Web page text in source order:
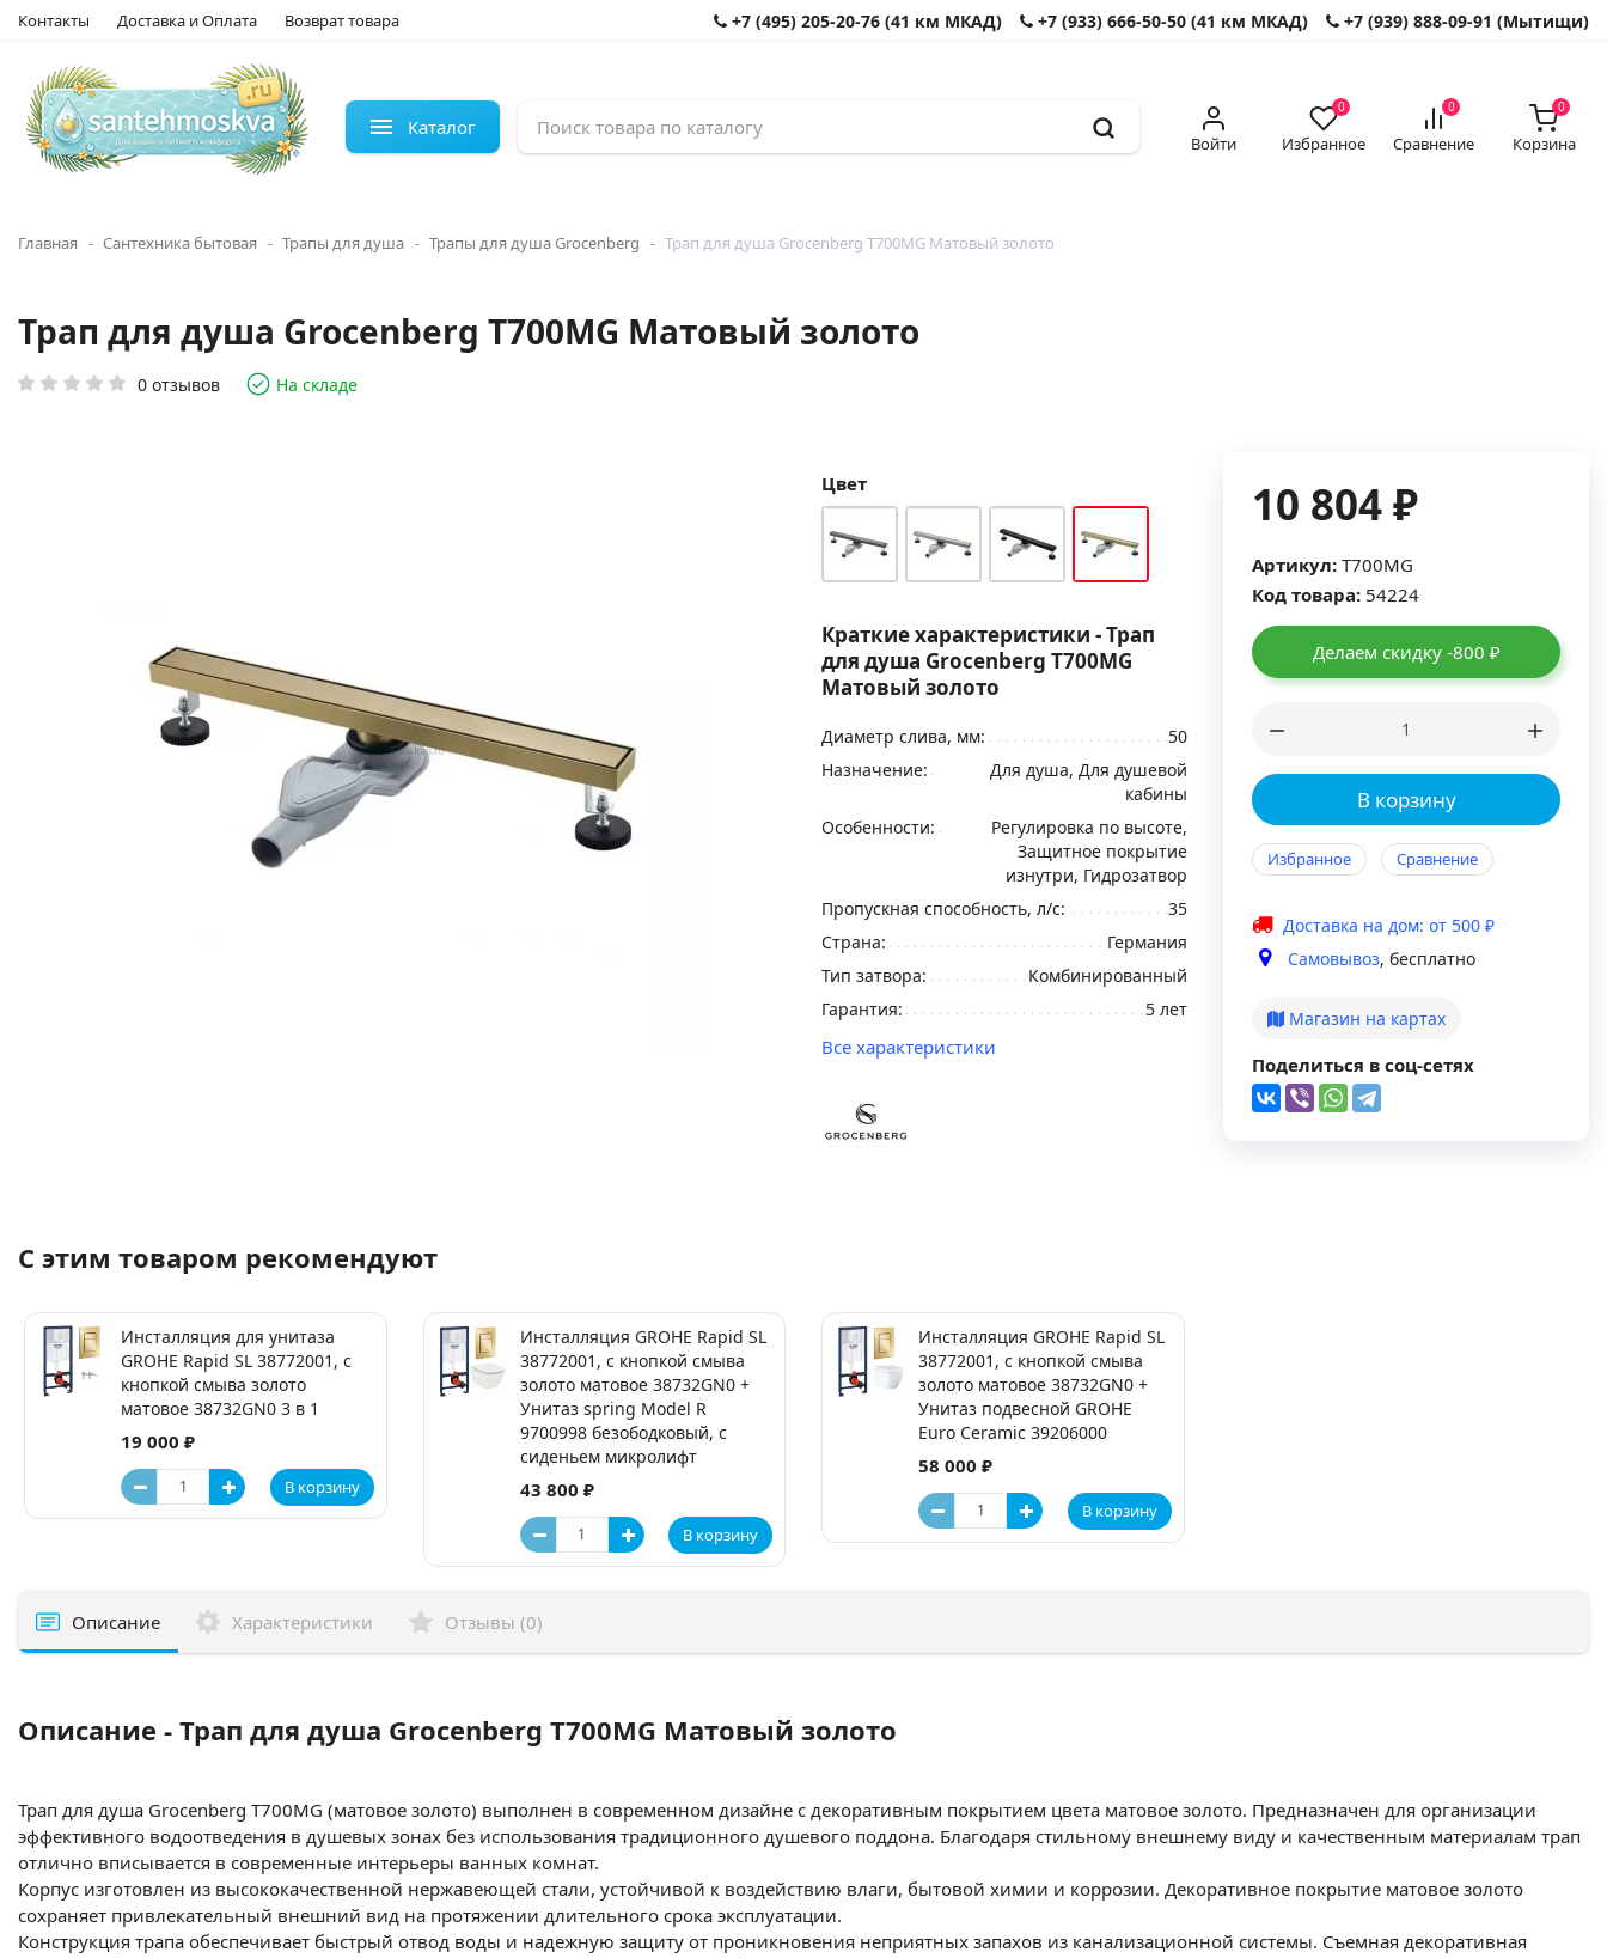
Контакты Доставка и Оплата Возврат товара +7 (495) 205-20-76 (41 км МКАД) +7 (933) 666-50-50 (41 км МКАД) +7 (939) 888-09-91 (Мытищи)
Каталог
Войти
0
Избранное
0
Сравнение
0
Корзина
Главная Сантехника бытовая Трапы для душа Трапы для душа Grocenberg Трап для душа Grocenberg T700MG Матовый золото
Трап для душа Grocenberg T700MG Матовый золото
0 отзывов На складе
10 804 ₽
Артикул: T700MG
Код товара: 54224
Делаем скидку -800 ₽
В корзину
Избранное Сравнение
Доставка на дом: от 500 ₽
Самовывоз, бесплатно
Магазин на картах
Поделиться в соц-сетях
Цвет
Краткие характеристики - Трап
для душа Grocenberg T700MG
Матовый золото
Диаметр слива, мм:
50
Назначение:
Для душа, Для душевой
кабины
Особенности:
Регулировка по высоте,
Защитное покрытие
изнутри, Гидрозатвор
Пропускная способность, л/с:
35
Страна:
Германия
Тип затвора:
Комбинированный
Гарантия:
5 лет
Все характеристики
С этим товаром рекомендуют
Инсталляция для унитаза
GROHE Rapid SL 38772001, с
кнопкой смыва золото
матовое 38732GN0 3 в 1
19 000 ₽
В корзину
Инсталляция GROHE Rapid SL
38772001, с кнопкой смыва
золото матовое 38732GN0 +
Унитаз spring Model R
9700998 безободковый, с
сиденьем микролифт
43 800 ₽
В корзину
Инсталляция GROHE Rapid SL
38772001, с кнопкой смыва
золото матовое 38732GN0 +
Унитаз подвесной GROHE
Euro Ceramic 39206000
58 000 ₽
В корзину
Описание Характеристики Отзывы (0)
Описание - Трап для душа Grocenberg T700MG Матовый золото
Трап для душа Grocenberg T700MG (матовое золото) выполнен в современном дизайне с декоративным покрытием цвета матовое золото. Предназначен для организации
эффективного водоотведения в душевых зонах без использования традиционного душевого поддона. Благодаря стильному внешнему виду и качественным материалам трап
отлично вписывается в современные интерьеры ванных комнат.
Корпус изготовлен из высококачественной нержавеющей стали, устойчивой к воздействию влаги, бытовой химии и коррозии. Декоративное покрытие матовое золото
сохраняет привлекательный внешний вид на протяжении длительного срока эксплуатации.
Конструкция трапа обеспечивает быстрый отвод воды и надежную защиту от проникновения неприятных запахов из канализационной системы. Съемная декоративная